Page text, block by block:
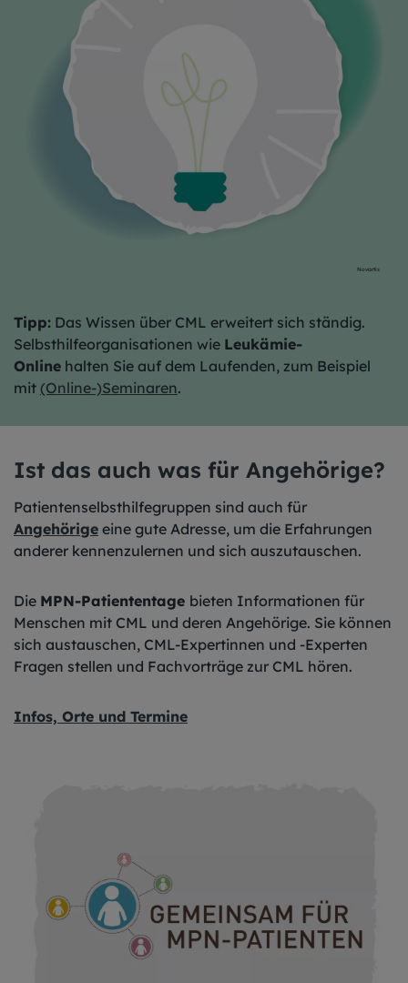
Novartis
Tipp: Das Wissen über CML erweitert sich ständig.
Selbsthilfeorganisationen wie Leukämie-
Online halten Sie auf dem Laufenden, zum Beispiel
mit (Online-)Seminaren.
Ist das auch was für Angehörige?
Patientenselbsthilfegruppen sind auch für
Angehörige eine gute Adresse, um die Erfahrungen
anderer kennenzulernen und sich auszutauschen.
Die MPN-Patiententage bieten Informationen für
Menschen mit CML und deren Angehörige. Sie können
sich austauschen, CML-Expertinnen und -Experten
Fragen stellen und Fachvorträge zur CML hören.
Infos, Orte und Termine